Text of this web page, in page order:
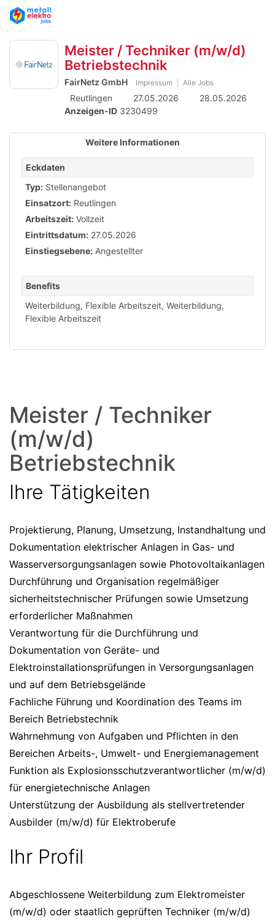
Accessibility
Modus
Navigation
Inhalt
von
Endgerät
Meister / Techniker (m/w/d)
Betriebstechnik
FairNetz GmbH Impressum Alle Jobs
Reutlingen 27.05.2026
28.05.2026
Anzeigen-ID 3230499
Weitere Informationen
Eckdaten
Typ: Stellenangebot
Einsatzort: Reutlingen
Arbeitszeit: Vollzeit
Eintrittsdatum: 27.05.2026
Einstiegsebene: Angestellter
Benefits
Weiterbildung, Flexible Arbeitszeit, Weiterbildung,
Flexible Arbeitszeit
Meister / Techniker
(m/w/d)
Betriebstechnik
Ihre Tätigkeiten
Projektierung, Planung, Umsetzung, Instandhaltung und
Dokumentation elektrischer Anlagen in Gas- und
Wasserversorgungsanlagen sowie Photovoltaikanlagen
Durchführung und Organisation regelmäßiger
sicherheitstechnischer Prüfungen sowie Umsetzung
erforderlicher Maßnahmen
Verantwortung für die Durchführung und
Dokumentation von Geräte- und
Elektroinstallationsprüfungen in Versorgungsanlagen
und auf dem Betriebsgelände
Fachliche Führung und Koordination des Teams im
Bereich Betriebstechnik
Wahrnehmung von Aufgaben und Pflichten in den
Bereichen Arbeits-, Umwelt- und Energiemanagement
Funktion als Explosionsschutzverantwortlicher (m/w/d)
für energietechnische Anlagen
Unterstützung der Ausbildung als stellvertretender
Ausbilder (m/w/d) für Elektroberufe
Ihr Profil
Abgeschlossene Weiterbildung zum Elektromeister
(m/w/d) oder staatlich geprüften Techniker (m/w/d)